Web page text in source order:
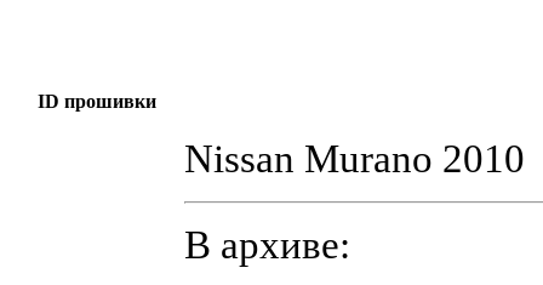
ID прошивки
Nissan Murano 2010
В архиве: